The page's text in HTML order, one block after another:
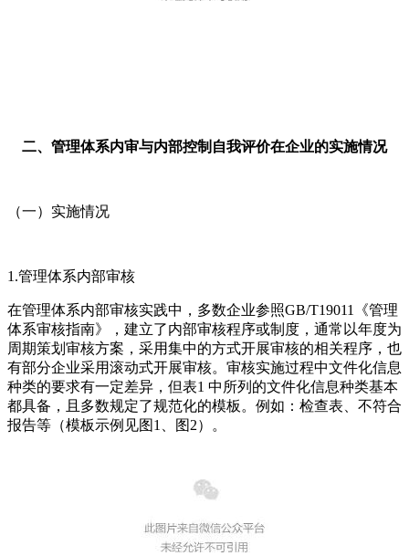
二、管理体系内审与内部控制自我评价在企业的实施情况
（一）实施情况
1.管理体系内部审核
在管理体系内部审核实践中，多数企业参照GB/T19011《管理
体系审核指南》，建立了内部审核程序或制度，通常以年度为
周期策划审核方案，采用集中的方式开展审核的相关程序，也
有部分企业采用滚动式开展审核。审核实施过程中文件化信息
种类的要求有一定差异，但表1 中所列的文件化信息种类基本
都具备，且多数规定了规范化的模板。例如：检查表、不符合
报告等（模板示例见图1、图2）。